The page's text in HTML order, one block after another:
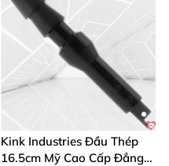
Kink Industries Đầu Thép
16.5cm Mỹ Cao Cấp Đẳng